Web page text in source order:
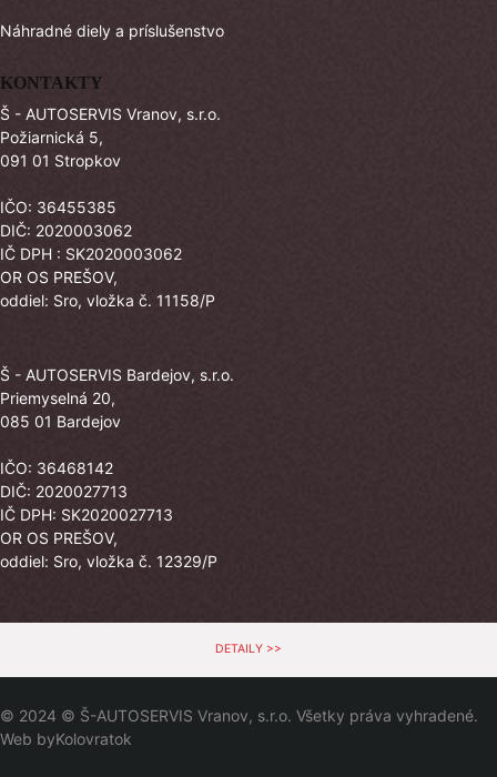
Náhradné diely a príslušenstvo
KONTAKTY
Š - AUTOSERVIS Vranov, s.r.o.
Požiarnická 5,
091 01 Stropkov
IČO: 36455385
DIČ: 2020003062
IČ DPH : SK2020003062
OR OS PREŠOV,
oddiel: Sro, vložka č. 11158/P
Š - AUTOSERVIS Bardejov, s.r.o.
Priemyselná 20,
085 01 Bardejov
IČO: 36468142
DIČ: 2020027713
IČ DPH: SK2020027713
OR OS PREŠOV,
oddiel: Sro, vložka č. 12329/P
DETAILY >>
© 2024 © Š-AUTOSERVIS Vranov, s.r.o. Všetky práva vyhradené.
Web byKolovratok